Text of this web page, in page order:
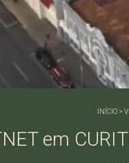
INÍCIO >
em